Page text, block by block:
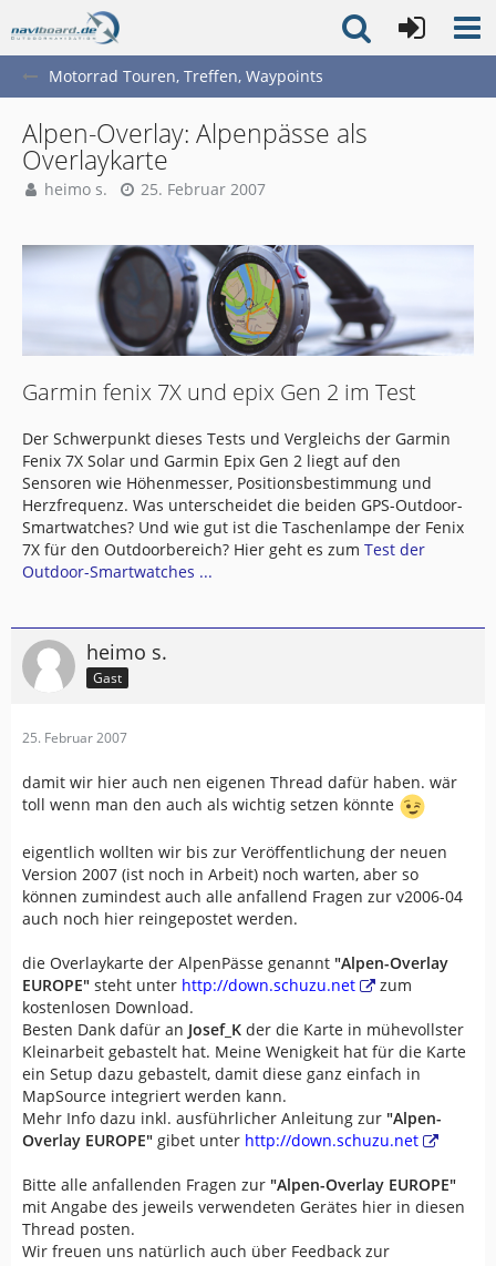
Motorrad Touren, Treffen, Waypoints
Alpen-Overlay: Alpenpässe als
Overlaykarte
heimo s. 25. Februar 2007
Garmin fenix 7X und epix Gen 2 im Test
Der Schwerpunkt dieses Tests und Vergleichs der Garmin
Fenix 7X Solar und Garmin Epix Gen 2 liegt auf den
Sensoren wie Höhenmesser, Positionsbestimmung und
Herzfrequenz. Was unterscheidet die beiden GPS-Outdoor-
Smartwatches? Und wie gut ist die Taschenlampe der Fenix
7X für den Outdoorbereich? Hier geht es zum Test der
Outdoor-Smartwatches ...
heimo s.
Gast
25. Februar 2007
damit wir hier auch nen eigenen Thread dafür haben. wär
toll wenn man den auch als wichtig setzen könnte
eigentlich wollten wir bis zur Veröffentlichung der neuen
Version 2007 (ist noch in Arbeit) noch warten, aber so
können zumindest auch alle anfallend Fragen zur v2006-04
auch noch hier reingepostet werden.
die Overlaykarte der AlpenPässe genannt "Alpen-Overlay
EUROPE" steht unter http://down.schuzu.net
zum
kostenlosen Download.
Besten Dank dafür an Josef_K der die Karte in mühevollster
Kleinarbeit gebastelt hat. Meine Wenigkeit hat für die Karte
ein Setup dazu gebastelt, damit diese ganz einfach in
MapSource integriert werden kann.
Mehr Info dazu inkl. ausführlicher Anleitung zur "Alpen-
Overlay EUROPE" gibet unter http://down.schuzu.net
Bitte alle anfallenden Fragen zur "Alpen-Overlay EUROPE"
mit Angabe des jeweils verwendeten Gerätes hier in diesen
Thread posten.
Wir freuen uns natürlich auch über Feedback zur